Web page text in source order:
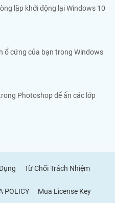
lặp khởi động lại Windows 10
ổ cứng của bạn trong Windows
Photoshop để ẩn các lớp
Từ Chối Trách Nhiệm
POLICY Mua License Key